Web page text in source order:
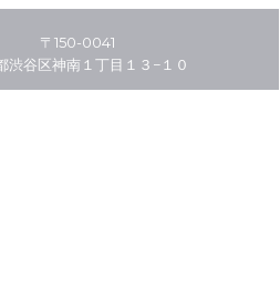
〒150-0041
渋谷区神南１丁目１３−１０